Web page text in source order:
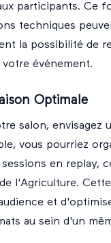
participants. Ce
techniques
la possibilité de
événement.
Optimale
salon,
vous pourriez
en replay,
l'Agriculture.
et
au sein d'un